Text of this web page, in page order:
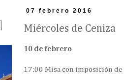
07 febrero 2016
Miércoles de Ceniza
10 de febrero
17:00 Misa con imposición de